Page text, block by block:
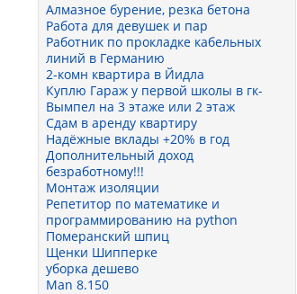
Алмазное бурение, резка бетона
Работа для девушек и пар
Работник по прокладке кабельных
линий в Германию
2-комн квартира в Йидла
Куплю Гараж у первой школы в гк-
Вымпел на 3 этаже или 2 этаж
Сдам в аренду квартиру
Надёжные вклады +20% в год
Дополнительный доход
безработному!!!
Монтаж изоляции
Репетитор по математике и
программированию на python
Померанский шпиц
Щенки Шипперке
уборка дешево
Man 8.150